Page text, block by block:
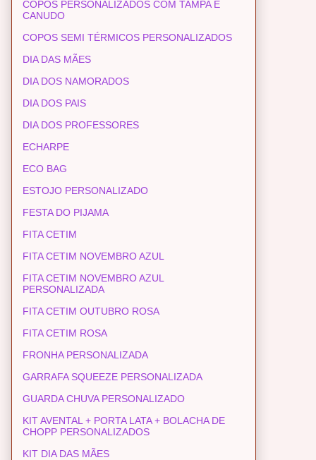
COPOS PERSONALIZADOS COM TAMPA E
CANUDO
COPOS SEMI TÉRMICOS PERSONALIZADOS
DIA DAS MÃES
DIA DOS NAMORADOS
DIA DOS PAIS
DIA DOS PROFESSORES
ECHARPE
ECO BAG
ESTOJO PERSONALIZADO
FESTA DO PIJAMA
FITA CETIM
FITA CETIM NOVEMBRO AZUL
FITA CETIM NOVEMBRO AZUL
PERSONALIZADA
FITA CETIM OUTUBRO ROSA
FITA CETIM ROSA
FRONHA PERSONALIZADA
GARRAFA SQUEEZE PERSONALIZADA
GUARDA CHUVA PERSONALIZADO
KIT AVENTAL + PORTA LATA + BOLACHA DE
CHOPP PERSONALIZADOS
KIT DIA DAS MÃES